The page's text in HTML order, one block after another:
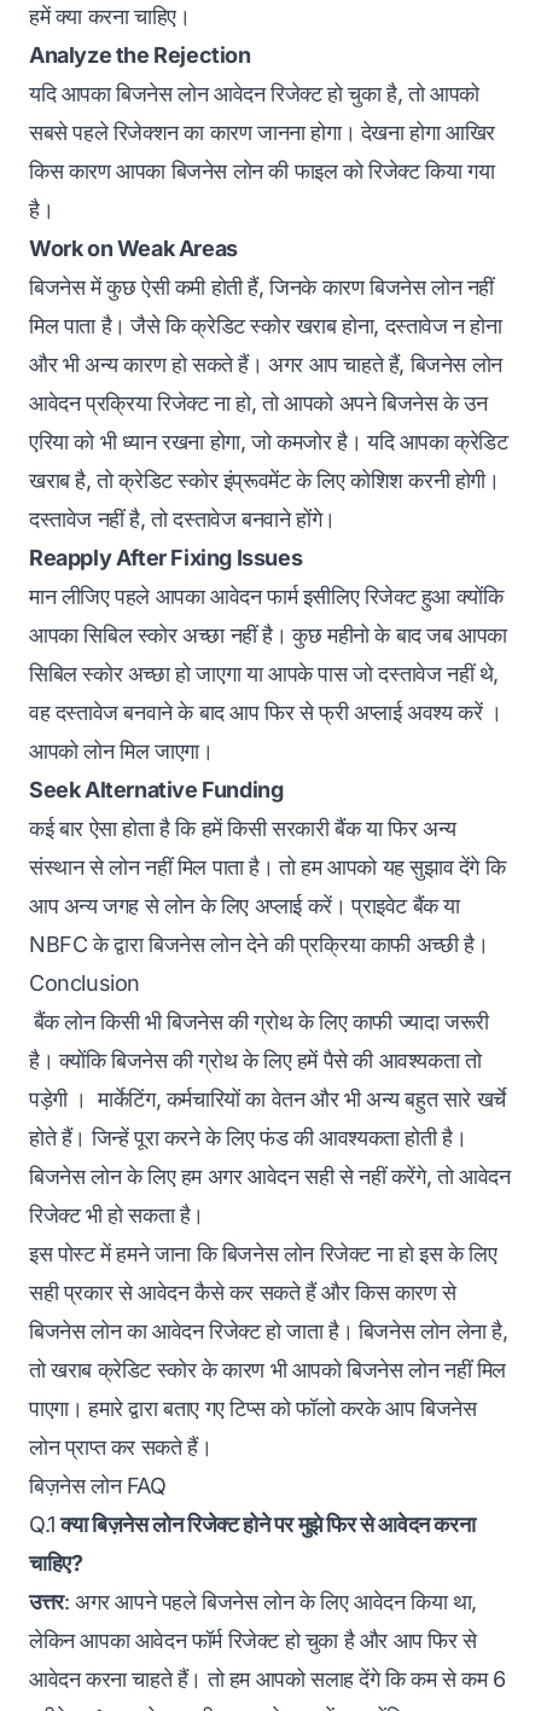
हमें क्या करना चाहिए।
Analyze the Rejection
यदि आपका बिजनेस लोन आवेदन रिजेक्ट हो चुका है, तो आपको
सबसे पहले रिजेक्शन का कारण जानना होगा। देखना होगा आखिर
किस कारण आपका बिजनेस लोन की फाइल को रिजेक्ट किया गया
है।
Work on Weak Areas
बिजनेस में कुछ ऐसी कमी होती हैं, जिनके कारण बिजनेस लोन नहीं
मिल पाता है। जैसे कि क्रेडिट स्कोर खराब होना, दस्तावेज न होना
और भी अन्य कारण हो सकते हैं। अगर आप चाहते हैं, बिजनेस लोन
आवेदन प्रक्रिया रिजेक्ट ना हो, तो आपको अपने बिजनेस के उन
एरिया को भी ध्यान रखना होगा, जो कमजोर है। यदि आपका क्रेडिट
खराब है, तो क्रेडिट स्कोर इंप्रूवमेंट के लिए कोशिश करनी होगी।
दस्तावेज नहीं है, तो दस्तावेज बनवाने होंगे।
Reapply After Fixing Issues
मान लीजिए पहले आपका आवेदन फार्म इसीलिए रिजेक्ट हुआ क्योंकि
आपका सिबिल स्कोर अच्छा नहीं है। कुछ महीनो के बाद जब आपका
सिबिल स्कोर अच्छा हो जाएगा या आपके पास जो दस्तावेज नहीं थे,
वह दस्तावेज बनवाने के बाद आप फिर से फ्री अप्लाई अवश्य करें ।
आपको लोन मिल जाएगा।
Seek Alternative Funding
कई बार ऐसा होता है कि हमें किसी सरकारी बैंक या फिर अन्य
संस्थान से लोन नहीं मिल पाता है। तो हम आपको यह सुझाव देंगे कि
आप अन्य जगह से लोन के लिए अप्लाई करें। प्राइवेट बैंक या
NBFC के द्वारा बिजनेस लोन देने की प्रक्रिया काफी अच्छी है।
Conclusion
बैंक लोन किसी भी बिजनेस की ग्रोथ के लिए काफी ज्यादा जरूरी
है। क्योंकि बिजनेस की ग्रोथ के लिए हमें पैसे की आवश्यकता तो
पड़ेगी । मार्केटिंग, कर्मचारियों का वेतन और भी अन्य बहुत सारे खर्चे
होते हैं। जिन्हें पूरा करने के लिए फंड की आवश्यकता होती है।
बिजनेस लोनके लिए हम अगर आवेदन सही से नहीं करेंगे, तो आवेदन
रिजेक्ट भी हो सकता है।
इस पोस्ट में हमने जाना कि बिजनेस लोन रिजेक्ट ना हो इस के लिए
सही प्रकार से आवेदन कैसे कर सकते हैं और किस कारण से
बिजनेस लोन का आवेदन रिजेक्ट हो जाता है। बिजनेस लोन लेना है,
तो खराब क्रेडिट स्कोर के कारण भी आपको बिजनेस लोन नहीं मिल
पाएगा। हमारे द्वारा बताए गए टिप्स को फॉलो करके आप बिजनेस
लोन प्राप्त कर सकते हैं।
बिज़नेस लोन FAQ
Q.1क्या बिज़नेस लोन रिजेक्ट होने पर मुझे फिर से आवेदन करना
चाहिए?
उत्तर: अगर आपने पहले बिजनेस लोन के लिए आवेदन किया था,
लेकिन आपका आवेदन फॉर्म रिजेक्ट हो चुका है और आप फिर से
आवेदन करना चाहते हैं। तो हम आपको सलाह देंगे कि कम से कम 6